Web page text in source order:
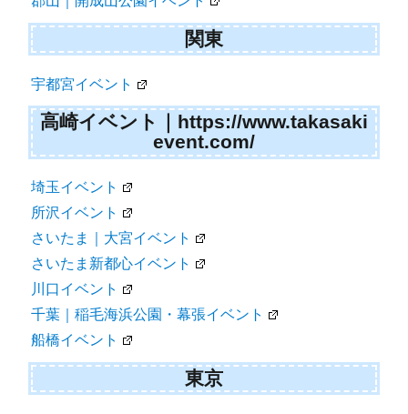
関東
宇都宮イベント
高崎イベント｜https://www.takasaki
event.com/
埼玉イベント
所沢イベント
さいたま｜大宮イベント
さいたま新都心イベント
川口イベント
千葉｜稲毛海浜公園・幕張イベント
船橋イベント
東京